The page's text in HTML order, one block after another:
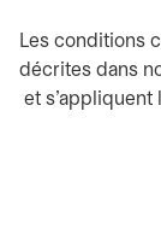
Les conditions
décrites dans
s’ouvre dans
et s’appliquent